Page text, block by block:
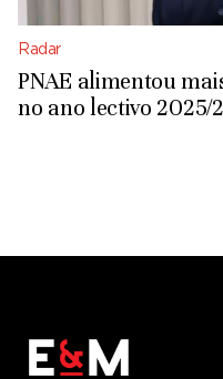
Radar
PNAE alimentou
no ano lectivo 2025/